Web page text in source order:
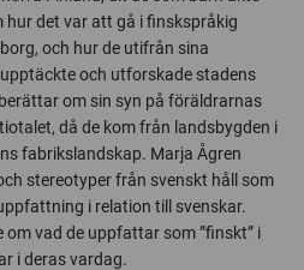
hur det var att gå i finskspråkig
och hur de utifrån sina
och utforskade stadens
om sin syn på föräldrarnas
då de kom från landsbygden i
fabrikslandskap. Marja Ågren
stereotyper från svenskt håll som
i relation till svenskar.
vad de uppfattar som ”finskt” i
i deras vardag.